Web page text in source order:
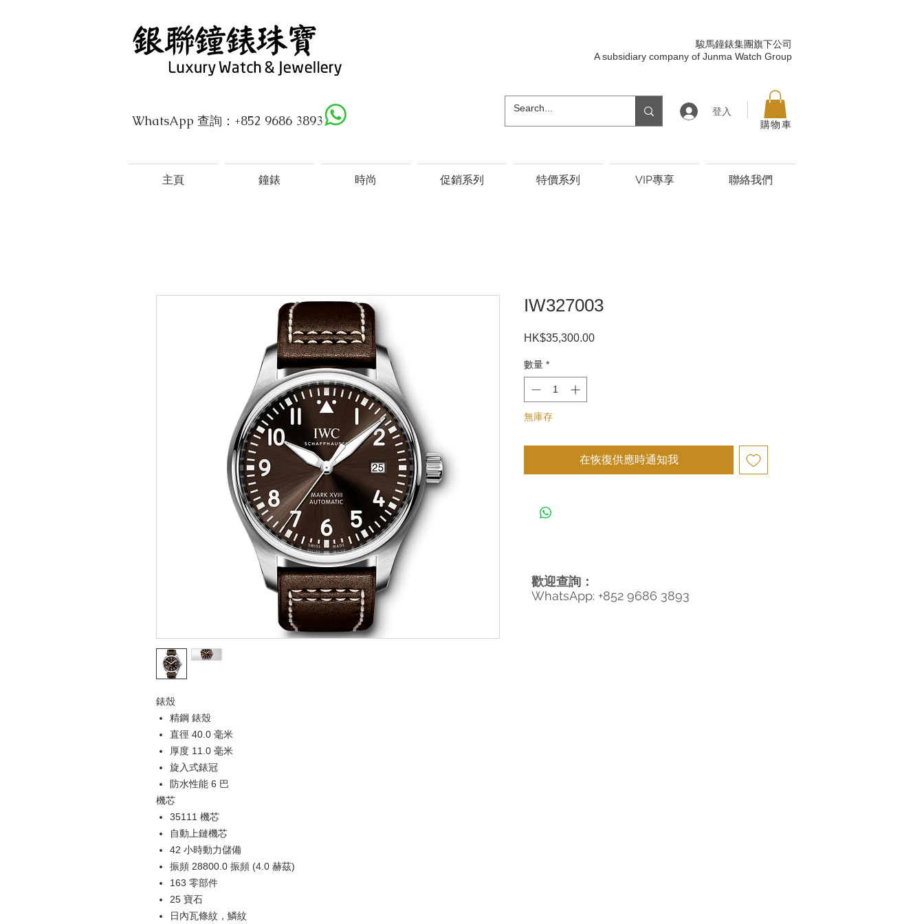
WhatsApp 查詢：+852 9686 3893
駿馬鐘錶集團旗下公司
A subsidiary company of Junma Watch Group
登入
購物車
主頁 鐘錶 時尚 促銷系列 特價系列 VIP專享 聯絡我們
錶殼
精鋼 錶殼
直徑 40.0 毫米
厚度 11.0 毫米
旋入式錶冠
防水性能 6 巴
機芯
35111 機芯
自動上鏈機芯
42 小時動力儲備
振頻 28800.0 振頻 (4.0 赫茲)
163 零部件
25 寶石
日內瓦條紋，鱗紋
IW327003
HK$35,300.00價
數量 *
無庫存
在恢復供應時通知我
歡迎查詢：
WhatsApp: +852 9686 3893